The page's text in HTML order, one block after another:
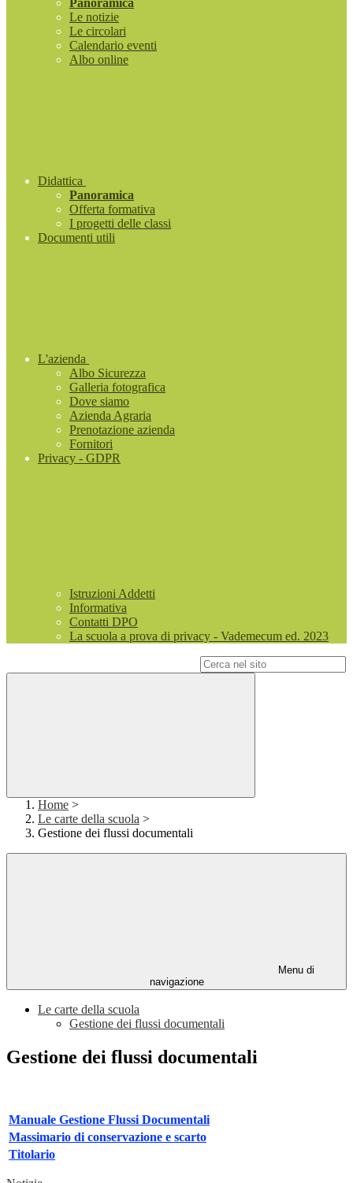
Panoramica
Le notizie
Le circolari
Calendario eventi
Albo online
Didattica
Panoramica
Offerta formativa
I progetti delle classi
Documenti utili
L'azienda
Albo Sicurezza
Galleria fotografica
Dove siamo
Azienda Agraria
Prenotazione azienda
Fornitori
Privacy - GDPR
Istruzioni Addetti
Informativa
Contatti DPO
La scuola a prova di privacy - Vademecum ed. 2023
Home >
Le carte della scuola >
Gestione dei flussi documentali
Menu di
navigazione
Le carte della scuola
Gestione dei flussi documentali
Gestione dei flussi documentali
Manuale Gestione Flussi Documentali
Massimario di conservazione e scarto
Titolario